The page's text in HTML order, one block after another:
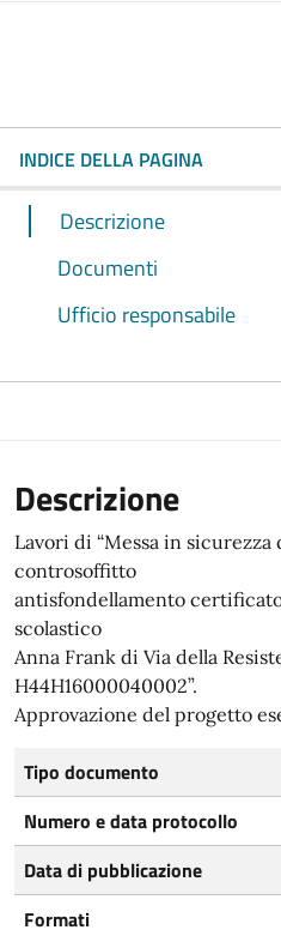
INDICE DELLA PAGINA
Descrizione
Documenti
Ufficio responsabile
Descrizione
Lavori di “Messa in
controsoffitto
antisfondellamento
scolastico
Anna Frank di Via della
H44H16000040002”.
Approvazione del progetto
Tipo documento
Numero e data protocollo
Data di pubblicazione
Formati